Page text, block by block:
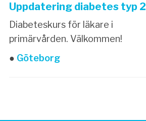
Uppdatering diabetes typ 2
Diabeteskurs för läkare i
primärvården. Välkommen!
● Göteborg